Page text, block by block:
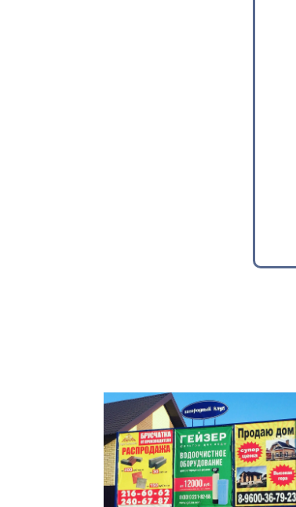
Реклама в
коттеджных поселках